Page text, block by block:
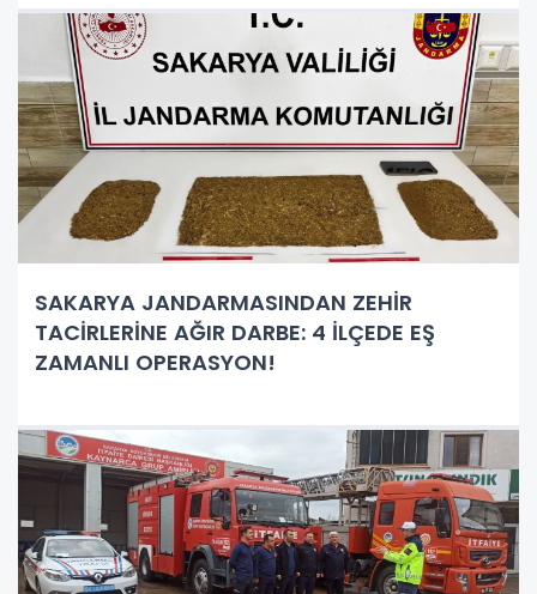
SAKARYA JANDARMASINDAN ZEHİR
TACİRLERİNE AĞIR DARBE: 4 İLÇEDE EŞ
ZAMANLI OPERASYON!